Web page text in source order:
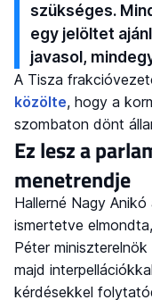
szükséges.
egy jelöltet
javasol,
A Tisza
közölte, hogy a
szombaton dönt
Ez lesz a
menetrendje
Hallerné Nagy
ismertetve
Péter
majd
kérdésekkel